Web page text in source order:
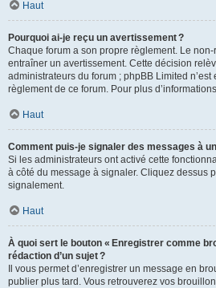
Haut
Pourquoi ai-je reçu un avertissement ?
Chaque forum a son propre règlement. Le non-
entraîner un avertissement. Cette décision
administrateurs du forum ; phpBB Limited
règlement de ce forum. Pour plus
Haut
Comment puis-je signaler des messages à
Si les administrateurs ont activé cette
à côté du message à signaler. Cliquez dessus
signalement.
Haut
À quoi sert le bouton « Enregistrer comme
rédaction d’un sujet ?
Il vous permet d’enregistrer un message en
publier plus tard. Vous retrouverez vos